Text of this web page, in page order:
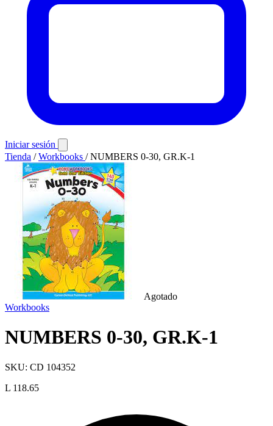
Iniciar sesión
Tienda / Workbooks / NUMBERS 0-30, GR.K-1
Agotado
Workbooks
NUMBERS 0-30, GR.K-1
SKU: CD 104352
L 118.65